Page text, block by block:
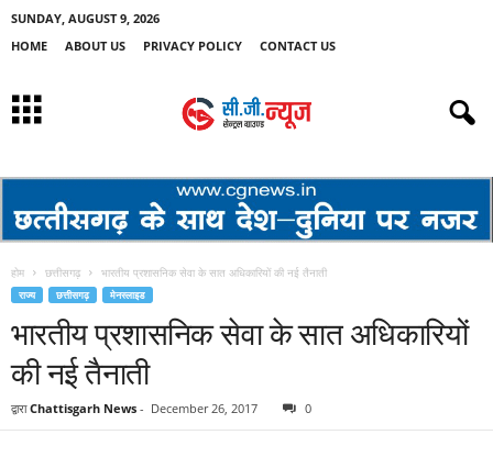
SUNDAY, AUGUST 9, 2026
HOME
ABOUT US PRIVACY POLICY CONTACT US
होम छत्तीसगढ़ भारतीय प्रशासनिक सेवा के सात अधिकारियों की नई तैनाती
राज्य छत्तीसगढ़ मेनस्लाइड
भारतीय प्रशासनिक सेवा के सात अधिकारियों
की नई तैनाती
द्वारा Chattisgarh News - December 26, 2017 0